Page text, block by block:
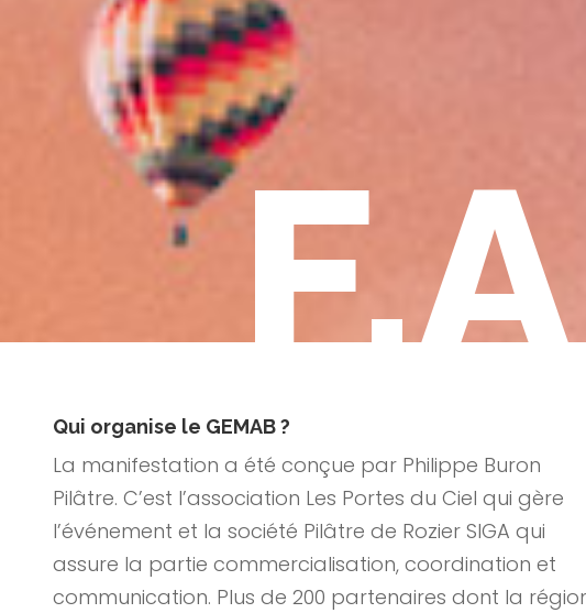
Qui organise le GEMAB ?
La manifestation a été conçue par Philippe Buron
Pilâtre. C’est l’association Les Portes du Ciel qui gère
l’événement et la société Pilâtre de Rozier SIGA qui
assure la partie commercialisation, coordination et
communication. Plus de 200 partenaires dont la